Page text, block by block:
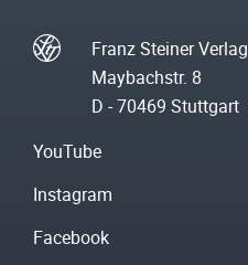
Franz Steiner Verlag
Maybachstr. 8
D - 70469 Stuttgart
YouTube
Instagram
Facebook